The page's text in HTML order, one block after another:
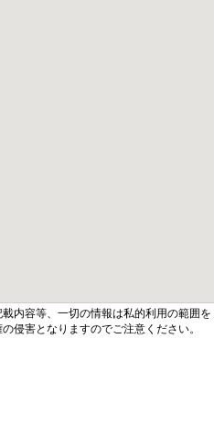
内容等、一切の情報は私的利用の範囲を
侵害となりますのでご注意ください。